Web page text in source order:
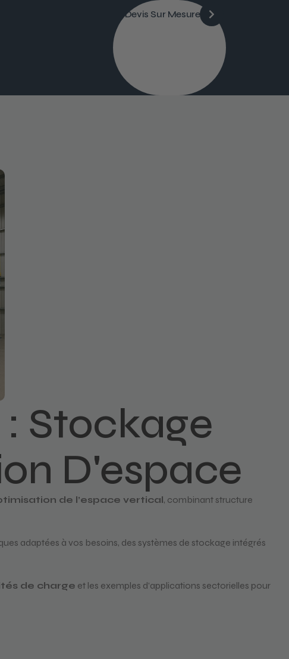
Devis Sur Mesure
Stockage
D'espace
de l’espace vertical, combinant structure
adaptées à vos besoins, des systèmes de stockage intégrés
de charge et les exemples d’applications sectorielles pour